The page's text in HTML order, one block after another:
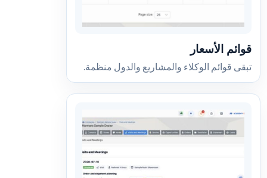
قوائم الأسعار
تبقى قوائم الوكلاء والمشاريع والدول منظمة.